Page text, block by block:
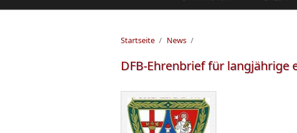
Startseite / News /
DFB-Ehrenbrief für langjährige